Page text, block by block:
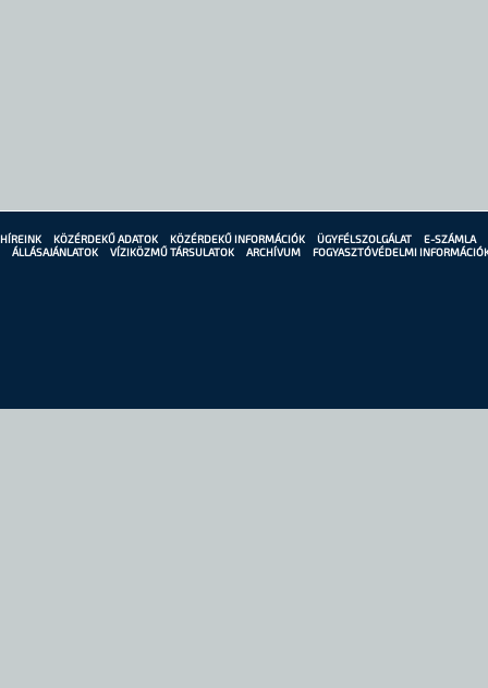
HÍREINK KÖZÉRDEKŰ ADATOK KÖZÉRDEKŰ INFORMÁCIÓK ÜGYFÉLSZOLGÁLAT
E-SZÁMLA
ÁLLÁSAJÁNLATOK
VÍZIKÖZMŰ TÁRSULATOK ARCHÍVUM FOGYASZTÓVÉDELMI